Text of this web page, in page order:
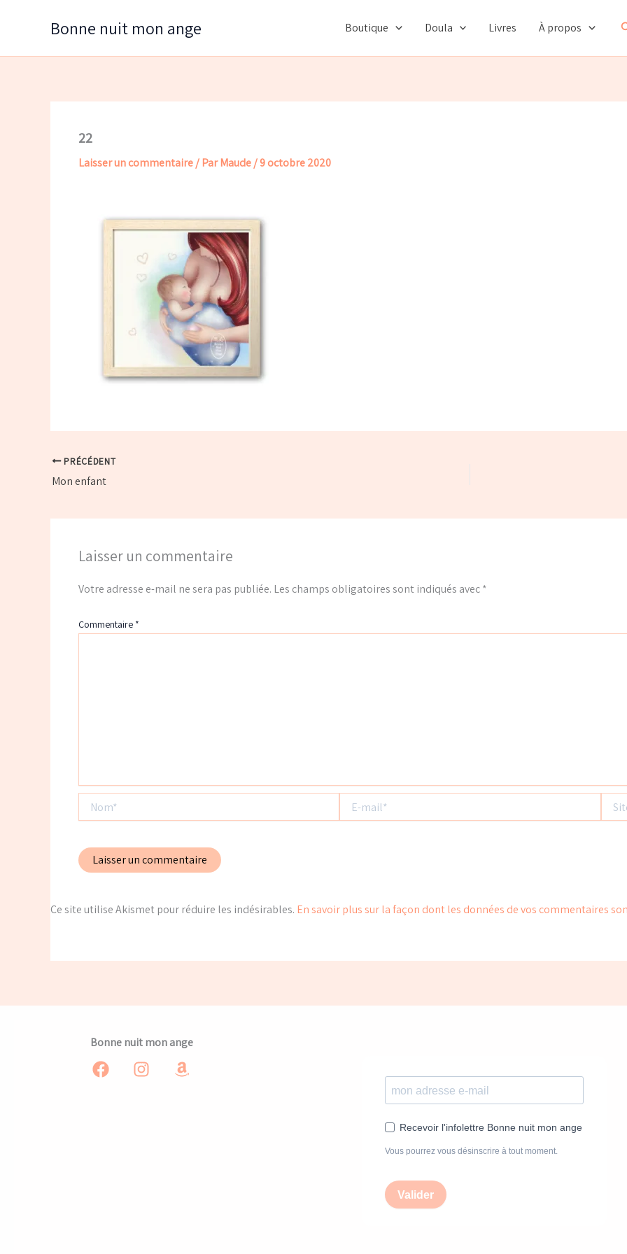
Bonne nuit mon ange Boutique Doula Livres À propos
22
Laisser un commentaire/ ParMaude/9 octobre 2020
PRÉCÉDENT
Mon enfant
Laisser un commentaire
Votre adresse e-mail ne sera pas publiée. Les champs obligatoires sont indiqués avec*
Commentaire *
mail*
Ce site utilise Akismet pour réduire les indésirables. En savoir plus sur la façon dont les données de vos commentaires
Bonne nuit mon ange
Recevoir l'infolettre Bonne nuit mon ange
Vous pourrez vous désinscrire à tout moment.
Valider